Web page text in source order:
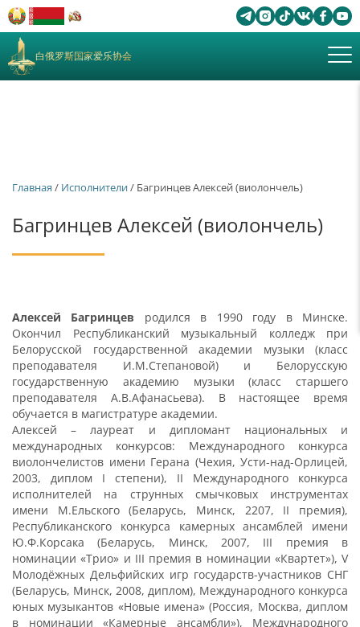
白俄罗斯国家爱乐协会
Главная / Исполнители/ Багринцев Алексей (виолончель)
Багринцев Алексей (виолончель)
Алексей Багринцев родился в 1990 году в Минске.
Окончил Республиканский музыкальный колледж при
Белорусской государственной академии музыки (класс
преподавателя И.М.Степановой) и Белорусскую
государственную академию музыки (класс старшего
преподавателя А.В.Афанасьева). В настоящее время
обучается в магистратуре академии.
Алексей – лауреат и дипломант национальных и
международных конкурсов: Международного конкурса
виолончелистов имени Герана (Чехия, Усти-над-Орлицей,
2003, диплом I степени), II Международного конкурса
исполнителей на струнных смычковых инструментах
имени М.Ельского (Беларусь, Минск, 2207, II премия),
Республиканского конкурса камерных ансамблей имени
Ю.Ф.Корсака (Беларусь, Минск, 2007, III премия в
номинации «Трио» и III премия в номинации «Квартет»), V
Молодёжных Дельфийских игр государств-участников СНГ
(Беларусь, Минск, 2008, диплом), Международного конкурса
юных музыкантов «Новые имена» (Россия, Москва, диплом
в номинации «Камерные ансамбли»), Международного